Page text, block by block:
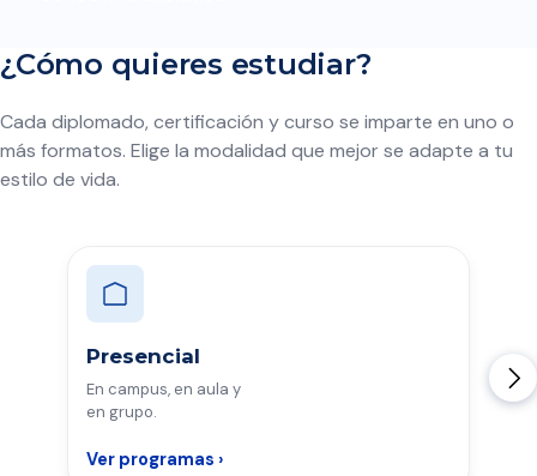
¿Cómo quieres estudiar?
Cada diplomado, certificación y curso se imparte en uno o
más formatos. Elige la modalidad que mejor se adapte a tu
estilo de vida.
Presencial
En campus, en aula y
en grupo.
Ver programas ›